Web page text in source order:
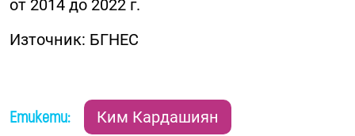
от 2014 до 2022 г.
Източник: БГНЕС
Етикети: Ким Кардашиян